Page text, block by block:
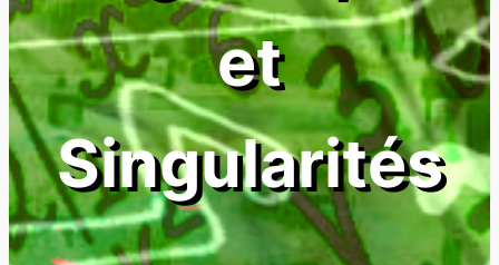
et
Singularités